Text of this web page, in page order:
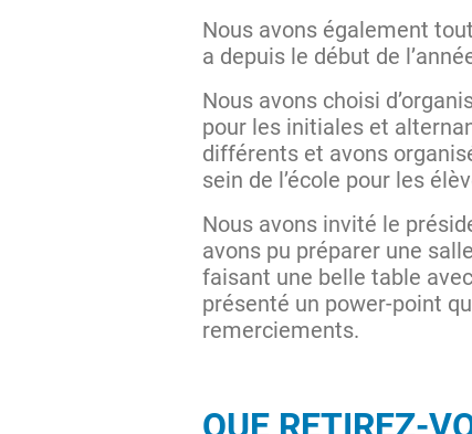
Nous avons également
a depuis le début de
Nous avons choisi
pour les initiales et
différents et avons
sein de l’école pour les
Nous avons invité le
avons pu préparer une
faisant une belle table
présenté un power-point
remerciements.